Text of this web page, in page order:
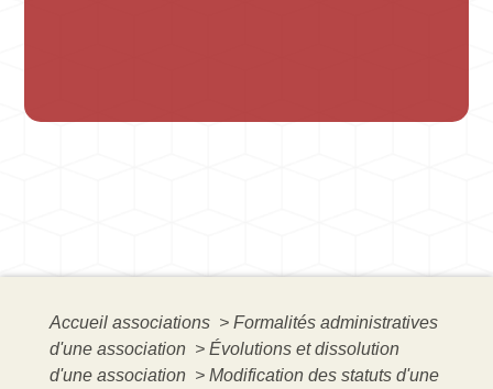
Accueil associations > Formalités administratives
d'une association > Évolutions et dissolution
d'une association > Modification des statuts d'une